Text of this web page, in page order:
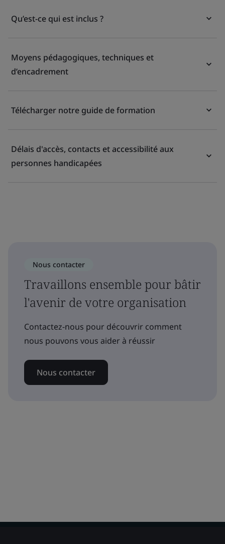
Qu’est-ce qui est inclus ?
Moyens pédagogiques, techniques et
d’encadrement
Télécharger notre guide de formation
Délais d'accès, contacts et accessibilité aux
personnes handicapées
Nous contacter
Travaillons ensemble pour bâtir
l'avenir de votre organisation
Contactez-nous pour découvrir comment
nous pouvons vous aider à réussir
Nous contacter